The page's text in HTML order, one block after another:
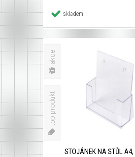
skladem
akce
top produkt
×